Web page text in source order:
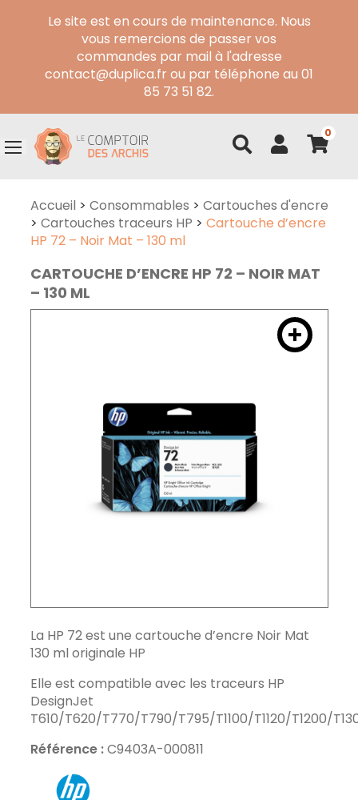
Le site est en cours de maintenance. Nous
vous remercions de passer vos
commandes par mail à l'adresse
contact@duplica.fr ou par téléphone au 01
85 73 51 82.
0
Accueil > Consommables > Cartouches d'encre
> Cartouches traceurs HP > Cartouche d’encre
HP 72 – Noir Mat – 130 ml
CARTOUCHE D’ENCRE HP 72 – NOIR MAT
– 130 ML
La HP 72 est une cartouche d’encre Noir Mat
130 ml originale HP
Elle est compatible avec les traceurs HP
DesignJet
T610/T620/T770/T790/T795/T1100/T1120/T1200/
Référence :C9403A-000811